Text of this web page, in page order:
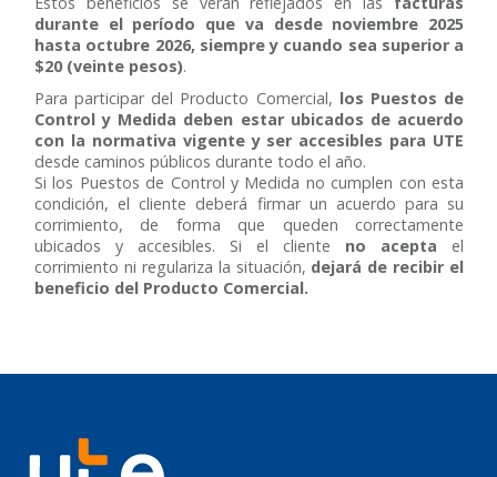
durante el período que va desde noviembre 2025
hasta octubre 2026, siempre y cuando sea superior a
$20 (veinte pesos).
Para participar del Producto Comercial, los Puestos de
Control y Medida deben estar ubicados de acuerdo
con la normativa vigente y ser accesibles para UTE
desde caminos públicos durante todo el año.
Si los Puestos de Control y Medida no cumplen con esta
condición, el cliente deberá firmar un acuerdo para su
corrimiento, de forma que queden correctamente
ubicados y accesibles. Si el cliente no acepta el
corrimiento ni regulariza la situación, dejará de recibir el
beneficio del Producto Comercial.